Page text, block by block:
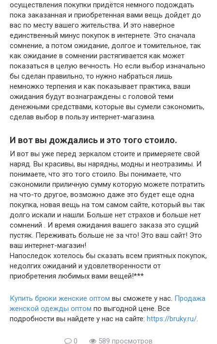
осуществления покупки придётся немного подождать
пока заказанная и приобретенная вами вещь дойдет до
вас по месту вашего жительства. И это наверное
единственный минус покупок в интернете. Это сначала
сомнение, а потом ожидание, долгое и томительное, так
как ожидание в сомнении растягивается как может
показаться в целую вечность. Но если выбор изначально
бы сделан правильно, то нужно набраться лишь
немножко терпения и как показывает практика, ваши
ожидания будут вознаграждены с головой теми
денежными средствами, которые вы сумели сэкономить,
сделав выбор в пользу интернет-магазина.
И вот вы дождались и это того стоило.
И вот вы уже перед зеркалом стоите и примеряете свой
наряд. Вы красивы, вы нарядны, модны и неотразимы. И
понимаете, что это того стоило. Вы понимаете, что
сэкономили приличную сумму которую можете потратить
на что-то другое, возможно даже это будет еще одна
покупка, новая вещь на том самом сайте, который вы так
долго искали и нашли. Больше нет страхов и больше нет
сомнений . И время ожидания вашего заказа это сущий
пустяк. Переживать больше не за что! Это ваш сайт! Это
ваш интернет-магазин!
Напоследок хотелось бы сказать всем приятных покупок,
недолгих ожиданий и удовлетворенности от
приобретения любимых вами вещей!***
Купить брюки женские оптом вы сможете у нас. Продажа
женской одежды оптом по выгодной цене. Все
подробности вы найдете у нас на сайте: https://bruky.ru/.
0 589 просмотров